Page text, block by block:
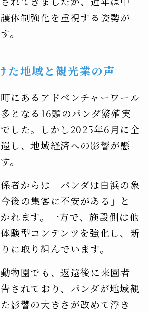
体制強化を重視する姿勢が
。
た地域と観光業の声
にあるアドベンチャーワール
となる16頭のパンダ繁殖実
した。しかし2025年6月に全
し、地域経済への影響が懸
。
者からは「パンダは白浜の象
後の集客に不安がある」と
れます。一方で、施設側は他
験型コンテンツを強化し、新
に取り組んでいます。
物園でも、返還後に来園者
されており、パンダが地域観
影響の大きさが改めて浮き